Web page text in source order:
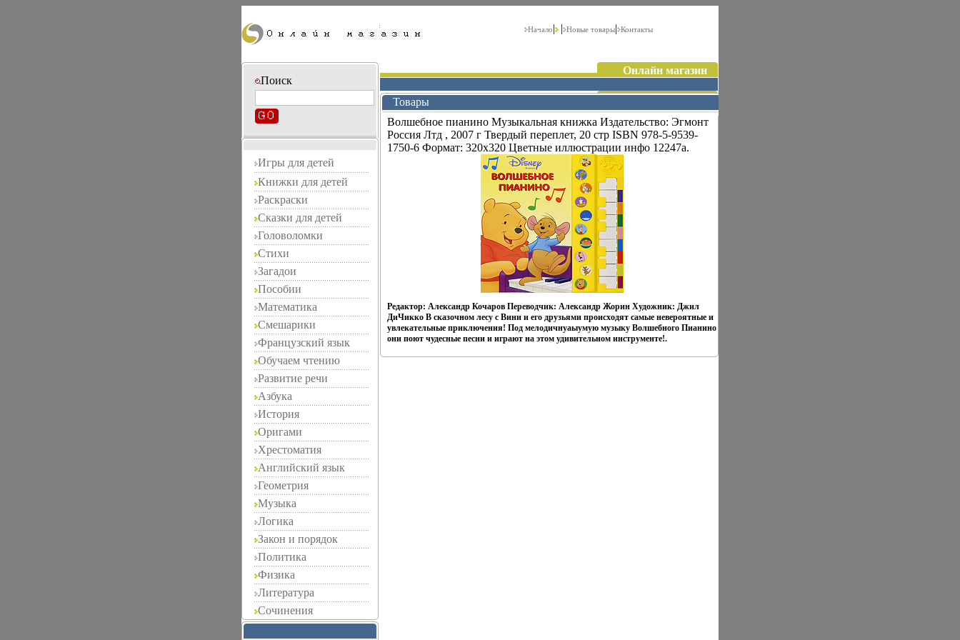
Начало| | Новые товары| Контакты
Поиск
Игры для детей
Книжки для детей
Раскраски
Сказки для детей
Головоломки
Стихи
Загадои
Пособии
Математика
Смешарики
Французский язык
Обучаем чтению
Развитие речи
Азбука
История
Оригами
Хрестоматия
Английский язык
Геометрия
Музыка
Логика
Закон и порядок
Политика
Физика
Литература
Сочинения
Онлайн магазин
Товары
Волшебное пианино Музыкальная книжка Издательство: Эгмонт
Россия Лтд , 2007 г Твердый переплет, 20 стр ISBN 978-5-9539-
1750-6 Формат: 320x320 Цветные иллюстрации инфо 12247a.
Редактор: Александр Кочаров Переводчик: Александр Жорин Художник: Джил
ДиЧикко В сказочном лесу с Вини и его друзьями происходят самые невероятные и
увлекательные приключения! Под мелодичнуаыумую музыку Волшебного Пианино
они поют чудесные песни и играют на этом удивительном инструменте!.